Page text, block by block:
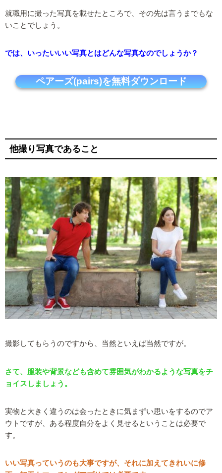
就職用に撮った写真を載せたところで、その先は言うまでもな
いことでしょう。
では、いったいいい写真とはどんな写真なのでしょうか？
ペアーズ(pairs)を無料ダウンロード
他撮り写真であること
撮影してもらうのですから、当然といえば当然ですが。
さて、服装や背景なども含めて雰囲気がわかるような写真をチ
ョイスしましょう。
実物と大きく違うのは会ったときに気まずい思いをするのでア
ウトですが、ある程度自分をよく見せるということは必要で
す。
いい写真っていうのも大事ですが、それに加えてきれいに修